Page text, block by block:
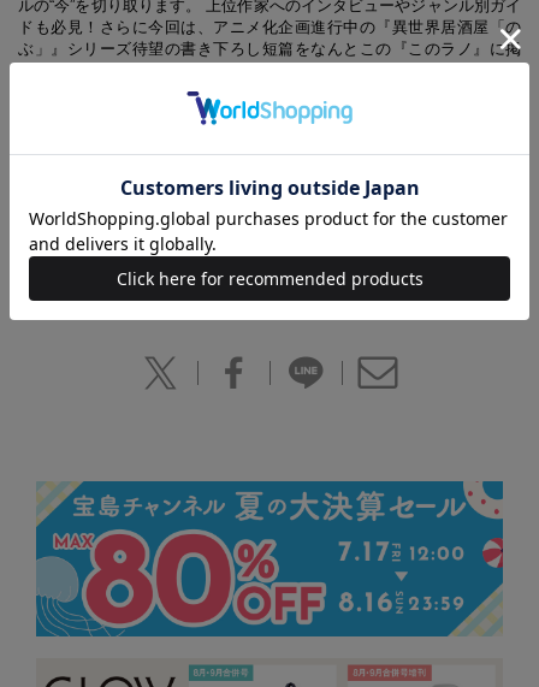
ルの“今”を切り取ります。 上位作家へのインタビューやジャンル別ガイ
ドも必見！さらに今回は、アニメ化企画進行中の『異世界居酒屋「の
ぶ」』シリーズ待望の書き下ろし短篇をなんとこの『このラノ』に掲
みポスターも付いてきます。